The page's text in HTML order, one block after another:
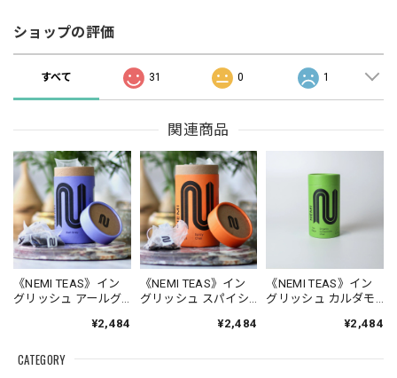
CATEGORY
ショップの評価
すべて 31 0 1
関連商品
《NEMI TEAS》イン
グリッシュ アールグ
¥2,484
《NEMI TEAS》イン
グリッシュ スパイシ
¥2,484
《NEMI TEAS》イン
グリッシュ カルダモ
¥2,484